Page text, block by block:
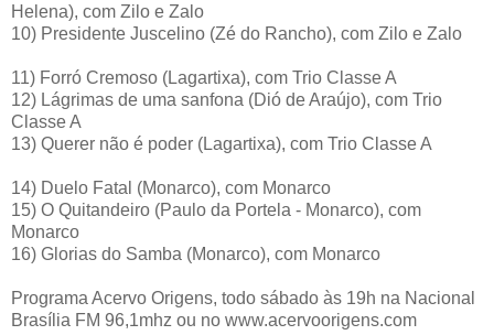
Helena), com Zilo e Zalo
10) Presidente Juscelino (Zé do Rancho), com Zilo e Zalo
11) Forró Cremoso (Lagartixa), com Trio Classe A
12) Lágrimas de uma sanfona (Dió de Araújo), com Trio
Classe A
13) Querer não é poder (Lagartixa), com Trio Classe A
14) Duelo Fatal (Monarco), com Monarco
15) O Quitandeiro (Paulo da Portela - Monarco), com
Monarco
16) Glorias do Samba (Monarco), com Monarco
Programa Acervo Origens, todo sábado às 19h na Nacional
Brasília FM 96,1mhz ou no www.acervoorigens.com